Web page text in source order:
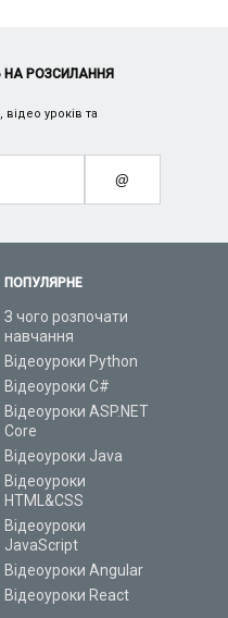
ПОПУЛЯРНЕ
З чого розпочати
навчання
Відеоуроки Python
Відеоуроки C#
Відеоуроки ASP.NET
Core
Відеоуроки Java
Відеоуроки
HTML&CSS
Відеоуроки
JavaScript
Відеоуроки Angular
Відеоуроки React
НА РОЗСИЛАННЯ
відео уроків та
@